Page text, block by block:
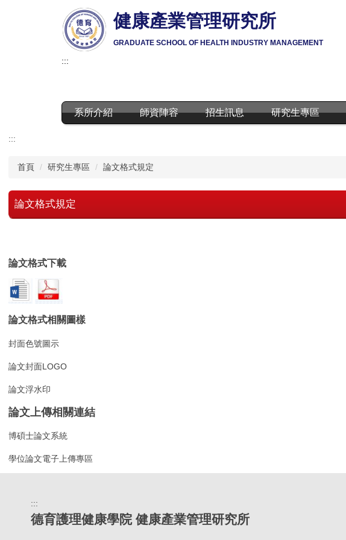
健康產業管理研究所
GRADUATE SCHOOL OF HEALTH INDUSTRY MANAGEMENT
:::
系所介紹 師資陣容 招生訊息 研究生專區
:::
首頁 研究生專區 論文格式規定
論文格式規定
論文格式下載
論文格式相關圖樣
封面色號圖示
論文封面LOGO
論文浮水印
論文上傳相關連結
博碩士論文系統
學位論文電子上傳專區
:::
德育護理健康學院 健康產業管理研究所